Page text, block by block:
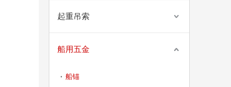
起重吊索
船用五金
船锚